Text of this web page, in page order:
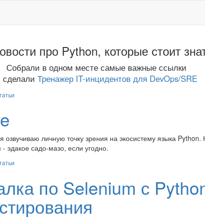
про Python, которые стоит
Собрали в одном месте самые важные ссылки
сделали Тренажер IT-инцидентов для DevOps/SRE
озвучиваю личную точку зрения на экосистему языка
эдакое садо-мазо, если угодно.
по Selenium с